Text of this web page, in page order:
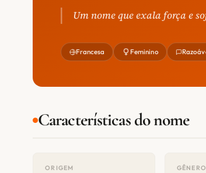
Um nome que exala força e
Francesa Feminino
Características do nome
ORIGEM GÊNERO